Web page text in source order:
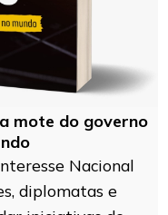
mote do governo
Nacional
diplomatas e